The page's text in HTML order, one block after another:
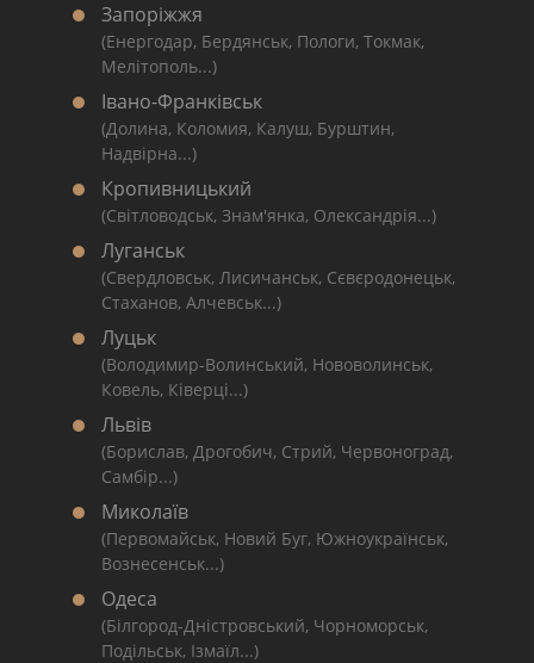
Запоріжжя
(Енергодар, Бердянськ, Пологи, Токмак,
Мелітополь...)
Івано-Франківськ
(Долина, Коломия, Калуш, Бурштин,
Надвірна...)
Кропивницький
(Світловодськ, Знам'янка, Олександрія...)
Луганськ
(Свердловськ, Лисичанськ, Сєвєродонецьк,
Стаханов, Алчевськ...)
Луцьк
(Володимир-Волинський, Нововолинськ,
Ковель, Ківерці...)
Львів
(Борислав, Дрогобич, Стрий, Червоноград,
Самбір...)
Миколаїв
(Первомайськ, Новий Буг, Южноукраїнськ,
Вознесенськ...)
Одеса
(Білгород-Дністровський, Чорноморськ,
Подільськ, Ізмаїл...)